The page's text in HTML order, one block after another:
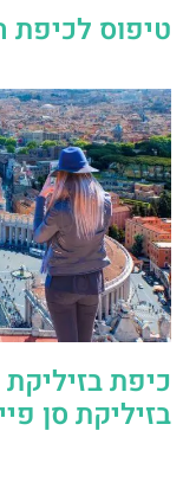
טיפוס לכיפת
בזיליקת סן